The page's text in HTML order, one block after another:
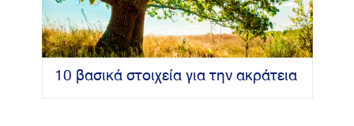
10 βασικά στοιχεία για την ακράτεια